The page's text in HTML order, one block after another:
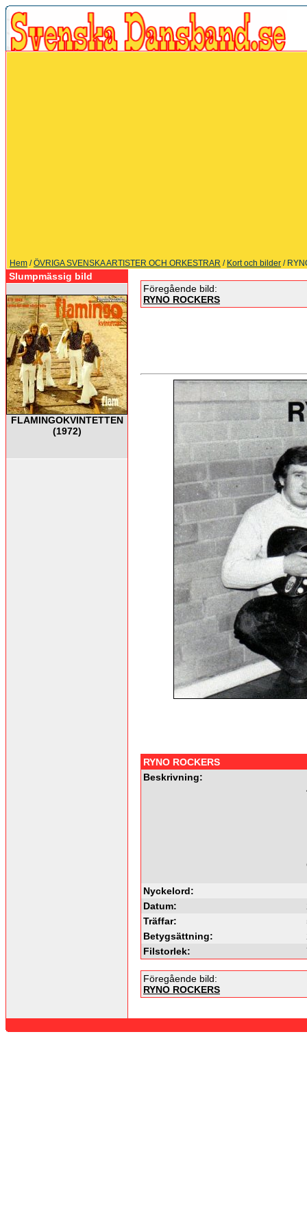
Hem /ÖVRIGA SVENSKA ARTISTER OCH ORKESTRAR / Kort och bilder /
Slumpmässig bild
FLAMINGOKVINTETTEN
(1972)
Föregående bild:
RYNO ROCKERS
RYNO ROCKERS
Beskrivning:
Nyckelord:
Datum:
Träffar:
Betygsättning:
Filstorlek:
Föregående bild:
RYNO ROCKERS